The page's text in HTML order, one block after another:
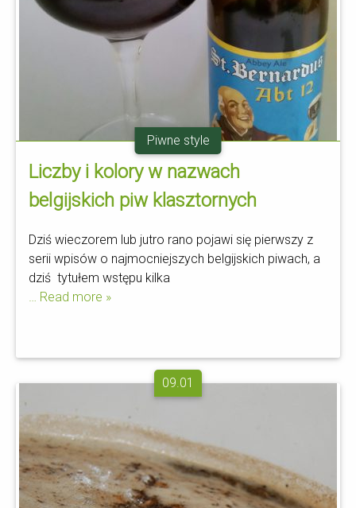
Piwne style
Liczby i kolory w nazwach
belgijskich piw klasztornych
Dziś wieczorem lub jutro rano pojawi się pierwszy z
serii wpisów o najmocniejszych belgijskich piwach, a
dziś tytułem wstępu kilka
… Read more »
09.01